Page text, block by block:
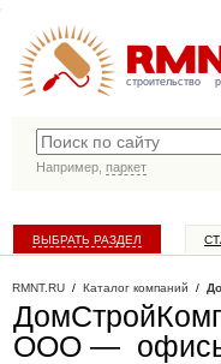
строительство
Например, паркет
ВЫБРАТЬ РАЗДЕЛ
RMNT.RU / Каталог компаний /
ООО — офисы